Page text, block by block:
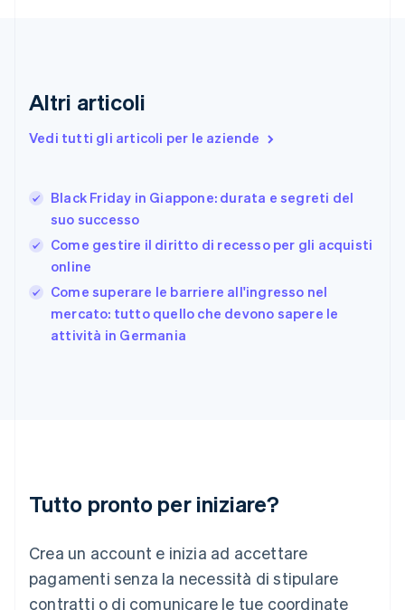
Altri articoli
Vedi tutti gli articoli per le aziende
Black Friday in Giappone: durata e segreti del
suo successo
Come gestire il diritto di recesso per gli acquisti
online
Come superare le barriere all'ingresso nel
mercato: tutto quello che devono sapere le
attività in Germania
Tutto pronto per iniziare?
Crea un account e inizia ad accettare
pagamenti senza la necessità di stipulare
contratti o di comunicare le tue coordinate
EnglishSvenska
FrançaisEnglish
Giappone
日本語 English
English
Grecia
English
India
Irlanda
English
FrançaisDeutschEnglish
English简体中文
Malta